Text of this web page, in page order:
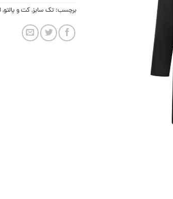
برچسب: تک سایز,کت و پالتو,